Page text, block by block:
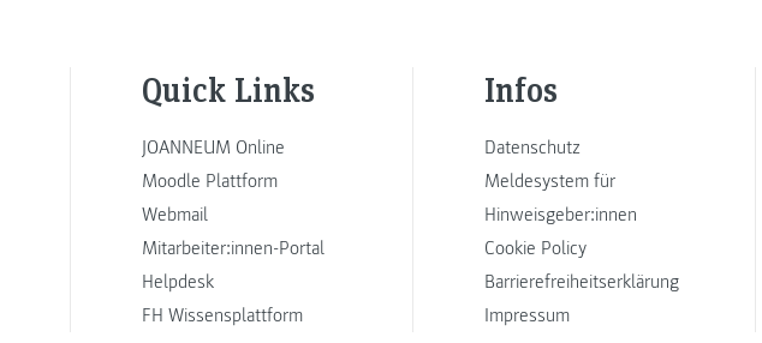
Quick Links
JOANNEUM Online
Moodle Plattform
Webmail
Mitarbeiter:innen-Portal
Helpdesk
FH Wissensplattform
Infos
Datenschutz
Meldesystem für
Hinweisgeber:innen
Cookie Policy
Barrierefreiheitserklärung
Impressum